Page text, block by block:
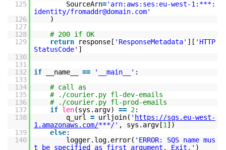
125
SourceArn='arn:aws:ses:eu-west-1:***:
identity/fromaddr@domain.com'
126
)
127
128
# 200 if OK
129
return response[ 'ResponseMetadata' ][ 'HTTP
StatusCode' ]
130
131
132
if __name__ == '__main__' :
133
134
# call as
135
# ./courier.py fl-dev-emails
136
# ./courier.py fl-prod-emails
137
if len(sys.argv) == 2:
138
q_url = urljoin( ' https://sqs.eu-west-
1.amazonaws.com/***/' , sys.argv[1])
139
else:
140
logger.log.error( 'ERROR: SQS name mus
t be specified as first argument. Exit.' )